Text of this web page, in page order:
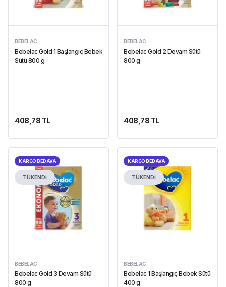
BEBELAC
Bebelac Gold 1 Başlangıç Bebek
Sütü 800 g
408,78 TL
BEBELAC
Bebelac Gold 2 Devam Sütü
800 g
408,78 TL
KARGO BEDAVA
TÜKENDİ
BEBELAC
Bebelac Gold 3 Devam Sütü
800 g
KARGO BEDAVA
TÜKENDİ
BEBELAC
Bebelac 1 Başlangıç Bebek Sütü
400 g